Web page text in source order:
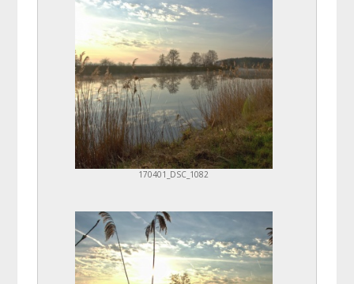
170401_DSC_1082